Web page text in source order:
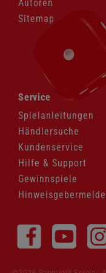
Autoren
Sitemap
Navigation
überspringen
Service
Spielanleitungen
Händlersuche
Kundenservice
Hilfe & Support
Gewinnspiele
überspringen
®